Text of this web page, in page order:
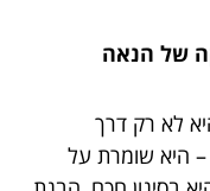
של הנאה
לא רק דרך
היא שומרת על